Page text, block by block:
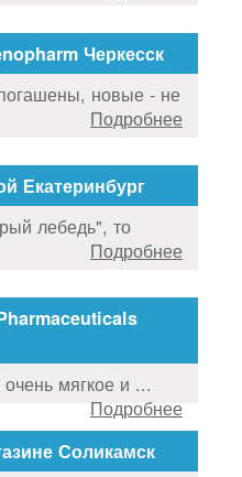
Черкесск
новые - не
Подробнее
Екатеринбург
лебедь", то
Подробнее
мягкое и ...
Подробнее
Соликамск